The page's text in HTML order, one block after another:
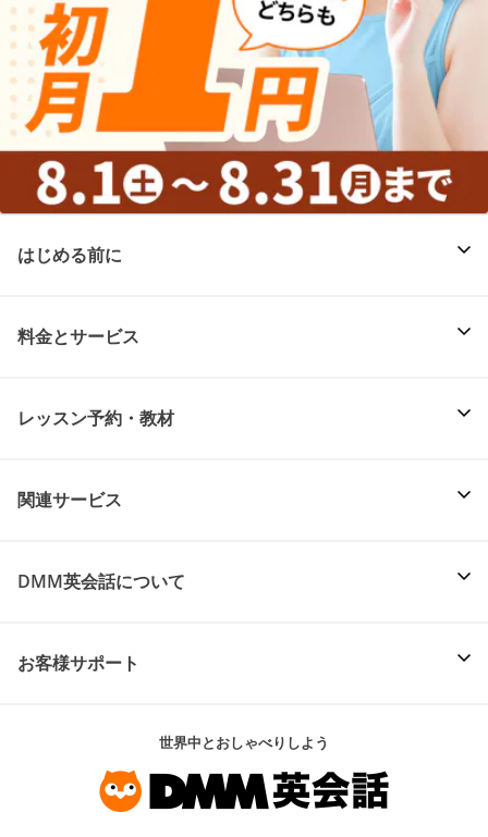
はじめる前に
料金とサービス
レッスン予約・教材
関連サービス
DMM英会話について
お客様サポート
世界中とおしゃべりしよう